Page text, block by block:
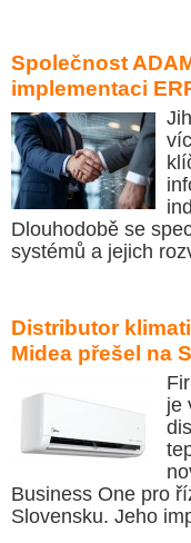
Společnost
implementaci
Dlouhodobě se
systémů a jejich
Distributor
Midea přešel na
je
Business One pro
Slovensku. Jeho